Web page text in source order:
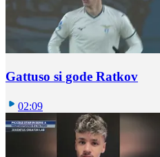
Gattuso si gode Ratkov
02:09